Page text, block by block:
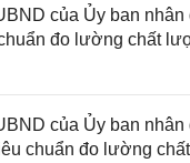
của Ủy ban
đo lường chất
của Ủy ban
chuẩn đo lường